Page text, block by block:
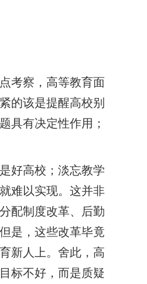
考察，高等教育面
的该是提醒高校别
具有决定性作用；
好高校；淡忘教学
难以实现。这并非
配制度改革、后勤
是，这些改革毕竟
新人上。舍此，高
标不好，而是质疑